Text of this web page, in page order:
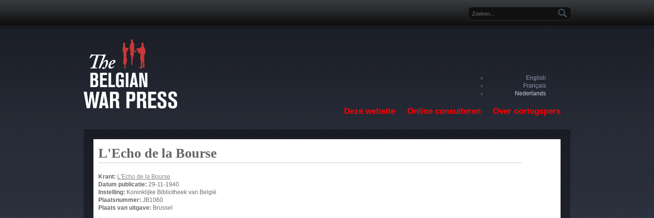
Zoekveld
English
Français
Nederlands
Deze website Online consulteren Over oorlogspers
L'Echo de la Bourse
Krant: L'Echo de la Bourse
Datum publicatie: 29-11-1940
Instelling: Koninklijke Bibliotheek van België
Plaatsnummer: JB1060
Plaats van uitgave: Brussel